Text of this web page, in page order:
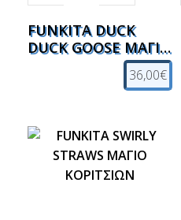
FUNKITA DUCK
DUCK GOOSE ΜΑΓΙΟ
36,00€